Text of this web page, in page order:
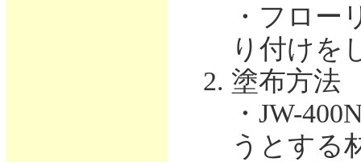
・フロー
り付けを
塗布方法
・JW-
うとする